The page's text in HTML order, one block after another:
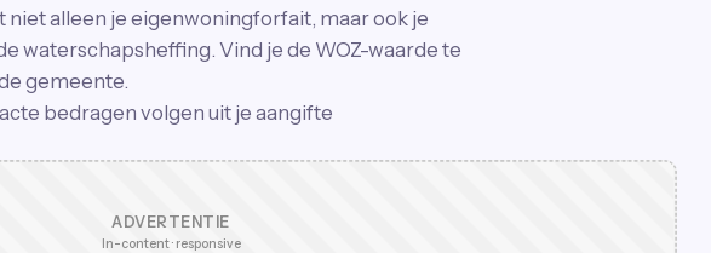
niet alleen je eigenwoningforfait, maar ook je
waterschapsheffing. Vind je de WOZ-waarde te
gemeente.
bedragen volgen uit je aangifte
ADVERTENTIE
In-content · responsive